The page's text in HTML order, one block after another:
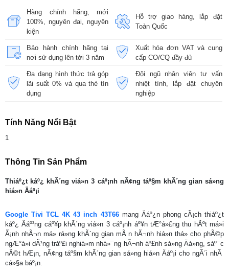
Hàng chính hãng, mới
100%, nguyên đai, nguyên
kiện
Hỗ trợ giao hàng, lắp đặt
Toàn Quốc
Bảo hành chính hãng tại
nơi sử dụng lên tới 3 năm
Xuất hóa đơn VAT và cung
cấp CO/CQ đầy đủ
Đa dạng hình thức trả góp
lãi suất 0% và qua thẻ tín
dụng
Đội ngũ nhân viên tư vấn
nhiệt tình, lắp đặt chuyên
nghiệp
Tính Năng Nổi Bật
1
Thông Tin Sản Phẩm
Thiáº¿t káº¿ khÃ´ng viá»n 3 cáº¡nh nÃ¢ng táº§m khÃ´ng gian sá»ng
hiá»n Äáº¡i
Google Tivi TCL 4K 43 inch 43T66mang Äáº¿n phong cÃ¡ch thiáº¿t
káº¿ Äáº³ng cáº¥p khÃ´ng viá»n 3 cáº¡nh áº¥n tÆ°á»£ng thu hÃºt má»i
Ã¡nh nhÃ¬n má» rá»ng khÃ´ng gian mÃ n hÃ¬nh hiá»n thá» cho phÃ©p
ngÆ°á»i dÃ¹ng tráº£i nghiá»m nhá»¯ng hÃ¬nh áº£nh sá»ng Äá»ng, sáº¯c
nÃ©t hÆ¡n, nÃ¢ng táº§m khÃ´ng gian sá»ng hiá»n Äáº¡i cho ngÃ´i nhÃ
cá»§a báº¡n.